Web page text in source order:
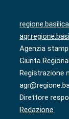
Agenzia
Giunta
Registrazione
Direttore
Redazione